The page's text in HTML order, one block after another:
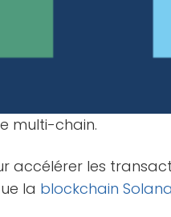
multi-chain.
accélérer les
la blockchain Solana